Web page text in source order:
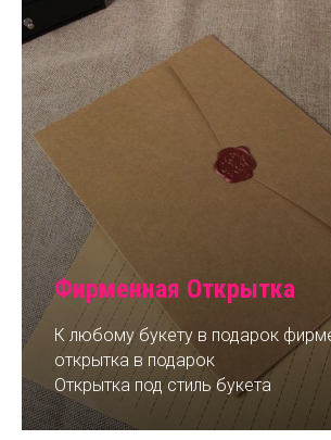
Фирменная Открытка
К любому букету в подарок
открытка в подарок
Открытка под стиль букета